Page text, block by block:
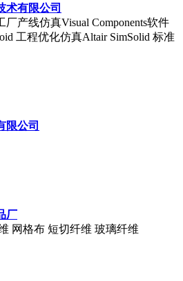
术有限公司
产线仿真Visual Components软件
工程优化仿真Altair SimSolid 标准
限公司
厂
网格布 短切纤维 玻璃纤维